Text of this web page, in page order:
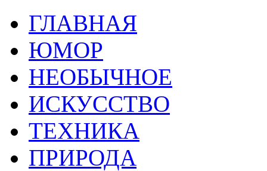
ГЛАВНАЯ
ЮМОР
НЕОБЫЧНОЕ
ИСКУССТВО
ТЕХНИКА
ПРИРОДА